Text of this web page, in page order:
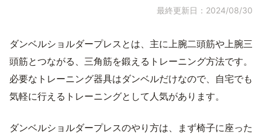
最終更新日：2024/08/30
ダンベルショルダープレスとは、主に上腕二頭筋や上腕三
頭筋とつながる、三角筋を鍛えるトレーニング方法です。
必要なトレーニング器具はダンベルだけなので、自宅でも
気軽に行えるトレーニングとして人気があります。
ダンベルショルダープレスのやり方は、まず椅子に座った